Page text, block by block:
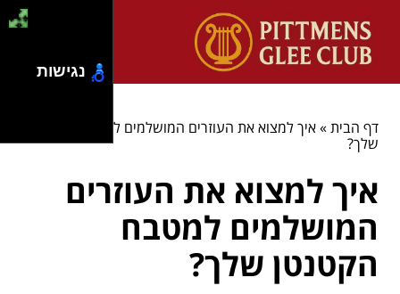
דף הבית»איך למצוא את העוזרים המושלמים למטבח הקטנטן
שלך?
איך למצוא את העוזרים
המושלמים למטבח
הקטנטן שלך?
נגישות